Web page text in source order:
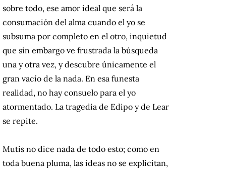
sobre todo, ese amor ideal que será la
consumación del alma cuando el yo se
subsuma por completo en el otro, inquietud
que sin embargo ve frustrada la búsqueda
una y otra vez, y descubre únicamente el
gran vacío de la nada. En esa funesta
realidad, no hay consuelo para el yo
atormentado. La tragedia de Edipo y de Lear
se repite.
Mutis no dice nada de todo esto; como en
toda buena pluma, las ideas no se explicitan,